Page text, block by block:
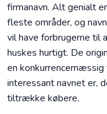
firmanavn. Alt genialt
fleste områder, og
vil have forbrugerne til
huskes hurtigt. De
en konkurrencemæssig
interessant navnet er,
tiltrække købere.